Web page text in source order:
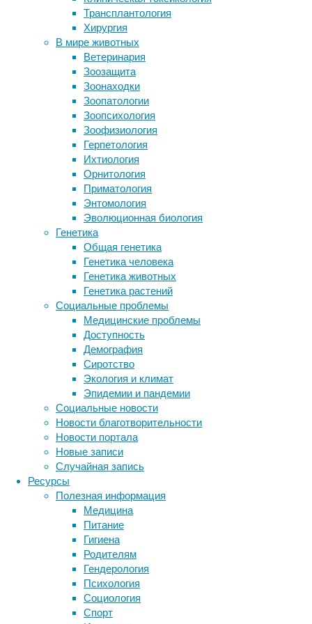
Трансплантология
Хирургия
В мире животных
Ветеринария
Зоозащита
Зоонаходки
Зоопатологии
Зоопсихология
Зоофизиология
Герпетология
Ихтиология
Орнитология
Приматология
Энтомология
Эволюционная биология
Генетика
Общая генетика
Генетика человека
Генетика животных
Генетика растений
Социальные проблемы
Медицинские проблемы
Доступность
Демография
Сиротство
Экология и климат
Эпидемии и пандемии
Социальные новости
Новости благотворительности
Новости портала
Новые записи
Случайная запись
Ресурсы
Полезная информация
Медицина
Питание
Гигиена
Родителям
Гендерология
Психология
Социология
Спорт
исследовании,
опубликованном
Nature
Neuroscience,
обнаружили
устроена
глиобластома
самая
агрессивная
опухоль
мозга.
Они
опровергли
существовавшее
представление
жестком
разделении
клеток
глиобластомы
на
четыре
вида,
и
ввели
новое
понятие
«клеточного
сообщества»
(cellular
community).
Также
делать слепки зубов по
фотографиям
В Европе одобрили ревакцинацию от
Covid-19. Но с некоторыми
условиями
Ученые научились читать наши сны
Пробиотики помогают лабораторным
кораллам пережить тепловой стресс
Следите за новостями
Метки